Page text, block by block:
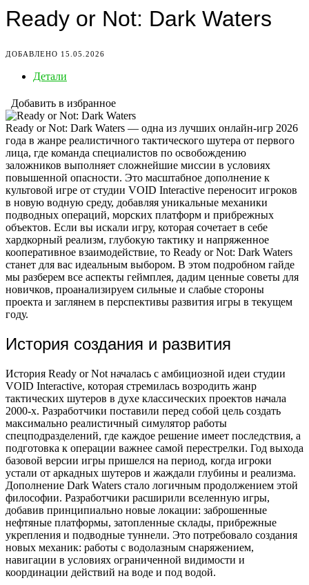
Ready or Not: Dark Waters
ДОБАВЛЕНО 15.05.2026
Детали
Добавить в избранное
Ready or Not: Dark Waters — одна из лучших онлайн-игр 2026
года в жанре реалистичного тактического шутера от первого
лица, где команда специалистов по освобождению
заложников выполняет сложнейшие миссии в условиях
повышенной опасности. Это масштабное дополнение к
культовой игре от студии VOID Interactive переносит игроков
в новую водную среду, добавляя уникальные механики
подводных операций, морских платформ и прибрежных
объектов. Если вы искали игру, которая сочетает в себе
хардкорный реализм, глубокую тактику и напряженное
кооперативное взаимодействие, то Ready or Not: Dark Waters
станет для вас идеальным выбором. В этом подробном гайде
мы разберем все аспекты геймплея, дадим ценные советы для
новичков, проанализируем сильные и слабые стороны
проекта и заглянем в перспективы развития игры в текущем
году.
История создания и развития
История Ready or Not началась с амбициозной идеи студии
VOID Interactive, которая стремилась возродить жанр
тактических шутеров в духе классических проектов начала
2000-х. Разработчики поставили перед собой цель создать
максимально реалистичный симулятор работы
спецподразделений, где каждое решение имеет последствия, а
подготовка к операции важнее самой перестрелки. Год выхода
базовой версии игры пришелся на период, когда игроки
устали от аркадных шутеров и жаждали глубины и реализма.
Дополнение Dark Waters стало логичным продолжением этой
философии. Разработчики расширили вселенную игры,
добавив принципиально новые локации: заброшенные
нефтяные платформы, затопленные склады, прибрежные
укрепления и подводные туннели. Это потребовало создания
новых механик: работы с водолазным снаряжением,
навигации в условиях ограниченной видимости и
координации действий на воде и под водой.